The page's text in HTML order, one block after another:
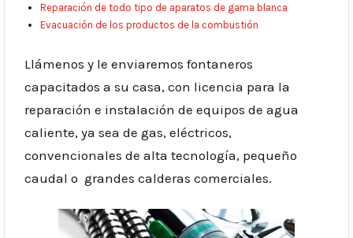
Reparación de todo tipo de aparatos de gama blanca
Evacuación de los productos de la combustión
Llámenos y le enviaremos fontaneros
capacitados a su casa, con licencia para la
reparación e instalación de equipos de agua
caliente, ya sea de gas, eléctricos,
convencionales de alta tecnología, pequeño
caudal o grandes calderas comerciales.